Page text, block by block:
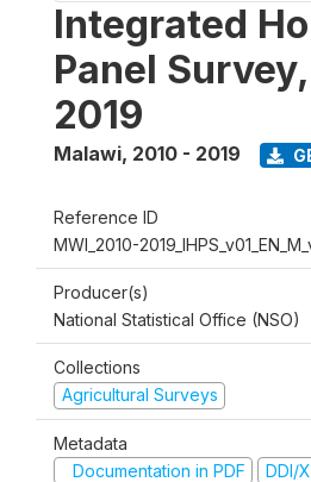
Integrated
Panel
2019
Malawi, 2010 - 2019
Reference ID
MWI_2010-
Producer(s)
National Statistical Office (NSO)
Collections
Agricultural Surveys
Metadata
Documentation in PDF
DDI/